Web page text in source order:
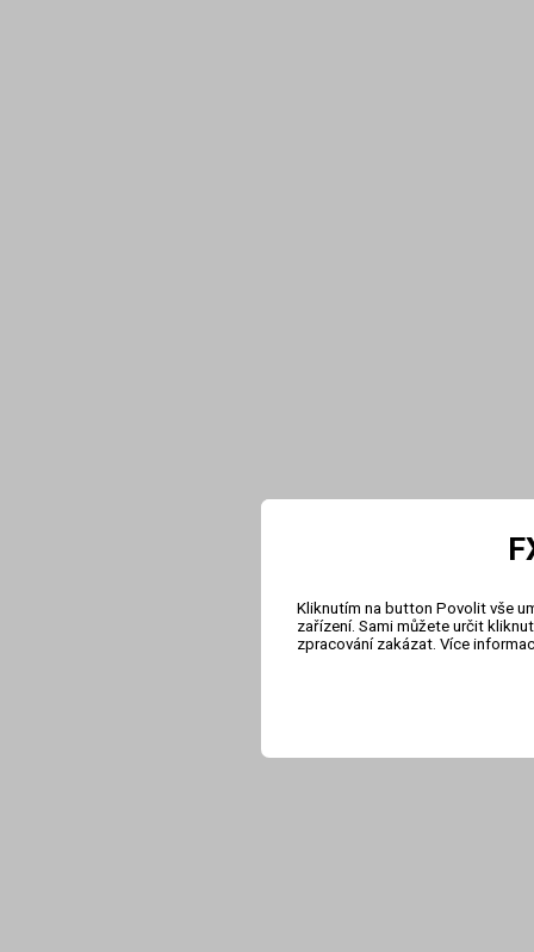
Kliknutím na button Povolit vše
zařízení. Sami můžete určit
zpracování zakázat. Více